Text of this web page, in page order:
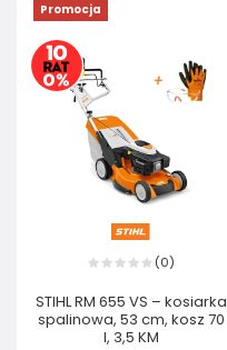
Promocja
(0)
STIHL RM 655 VS – kosiarka
spalinowa, 53 cm, kosz 70
l, 3,5 KM